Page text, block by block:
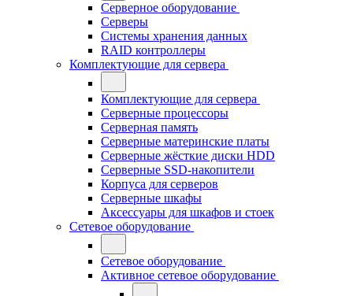
Серверное оборудование
Серверы
Системы хранения данных
RAID контроллеры
Комплектующие для сервера
Комплектующие для сервера
Серверные процессоры
Серверная память
Серверные материнские платы
Серверные жёсткие диски HDD
Серверные SSD-накопители
Корпуса для серверов
Серверные шкафы
Аксессуары для шкафов и стоек
Сетевое оборудование
Сетевое оборудование
Активное сетевое оборудование